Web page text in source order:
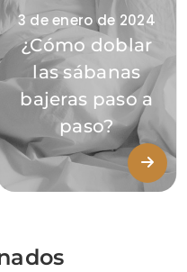
3 de enero de 2024
¿Cómo doblar
las sábanas
bajeras paso a
paso?